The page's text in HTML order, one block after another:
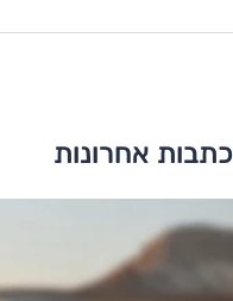
כתבות אחרונות